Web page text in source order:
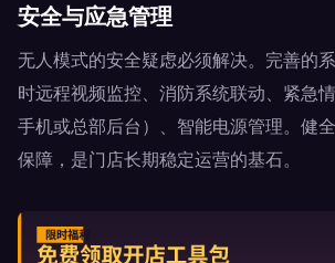
安全与应急管理
无人模式的安全疑虑必须解决。完善的
时远程视频监控、消防系统联动、紧急
手机或总部后台）、智能电源管理。健
保障，是门店长期稳定运营的基石。